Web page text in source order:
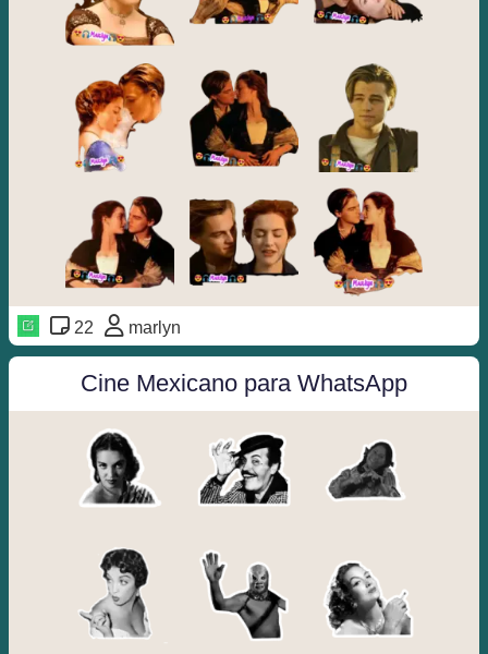
22 marlyn
Cine Mexicano para WhatsApp